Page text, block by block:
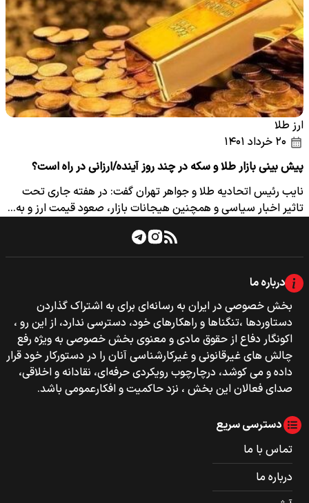
ارز طلا
پیش بینی بازار طلا و سکه در چند روز آینده/ارزانی در راه است؟
نایب رئیس اتحادیه طلا و جواهر تهران گفت: در هفته جاری تحت
تاثیر اخبار سیاسی و همچنین هیجانات بازار، صعود قیمت ارز و به…
درباره ما
بخش خصوصی‌‌ در ایران به رسانه‌ای برای به اشتراک گذاردن
دستاوردها ،تنگناها و راهکارهای خود، دسترسی ندارد، از این رو ،
اکونگار دفاع از حقوق مادی و معنوی بخش خصوصی به ویژه رفع
چالش های غیرقانونی و غیرکارشناسی آنان را در دستورکار خود قرار
داده و می کوشد، درچارچوب رویکردی حرفه‌ای، نقادانه و اخلاقی،
صدای فعالان این بخش ، نزد حاکمیت و افکارعمومی باشد.
دسترسی سریع
تماس با ما
درباره ما